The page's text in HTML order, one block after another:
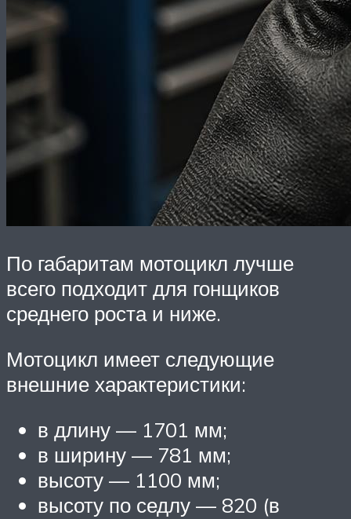
По габаритам мотоцикл лучше
всего подходит для гонщиков
среднего роста и ниже.
Мотоцикл имеет следующие
внешние характеристики:
в длину — 1701 мм;
в ширину — 781 мм;
высоту — 1100 мм;
высоту по седлу — 820 (в